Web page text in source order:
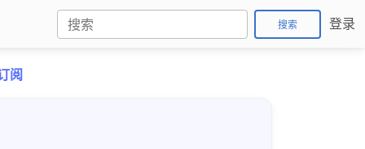
搜索 登录
阅